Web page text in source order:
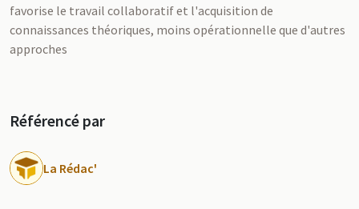
favorise le travail collaboratif et l'acquisition de
connaissances théoriques, moins opérationnelle que d'autres
approches
Référencé par
La Rédac'